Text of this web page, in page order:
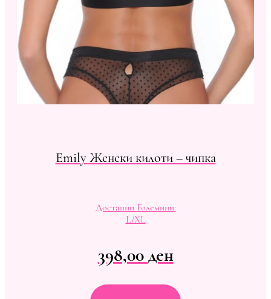
Emily Женски килоти – чипка
Достапни Големини:
L/XL
398,00ден